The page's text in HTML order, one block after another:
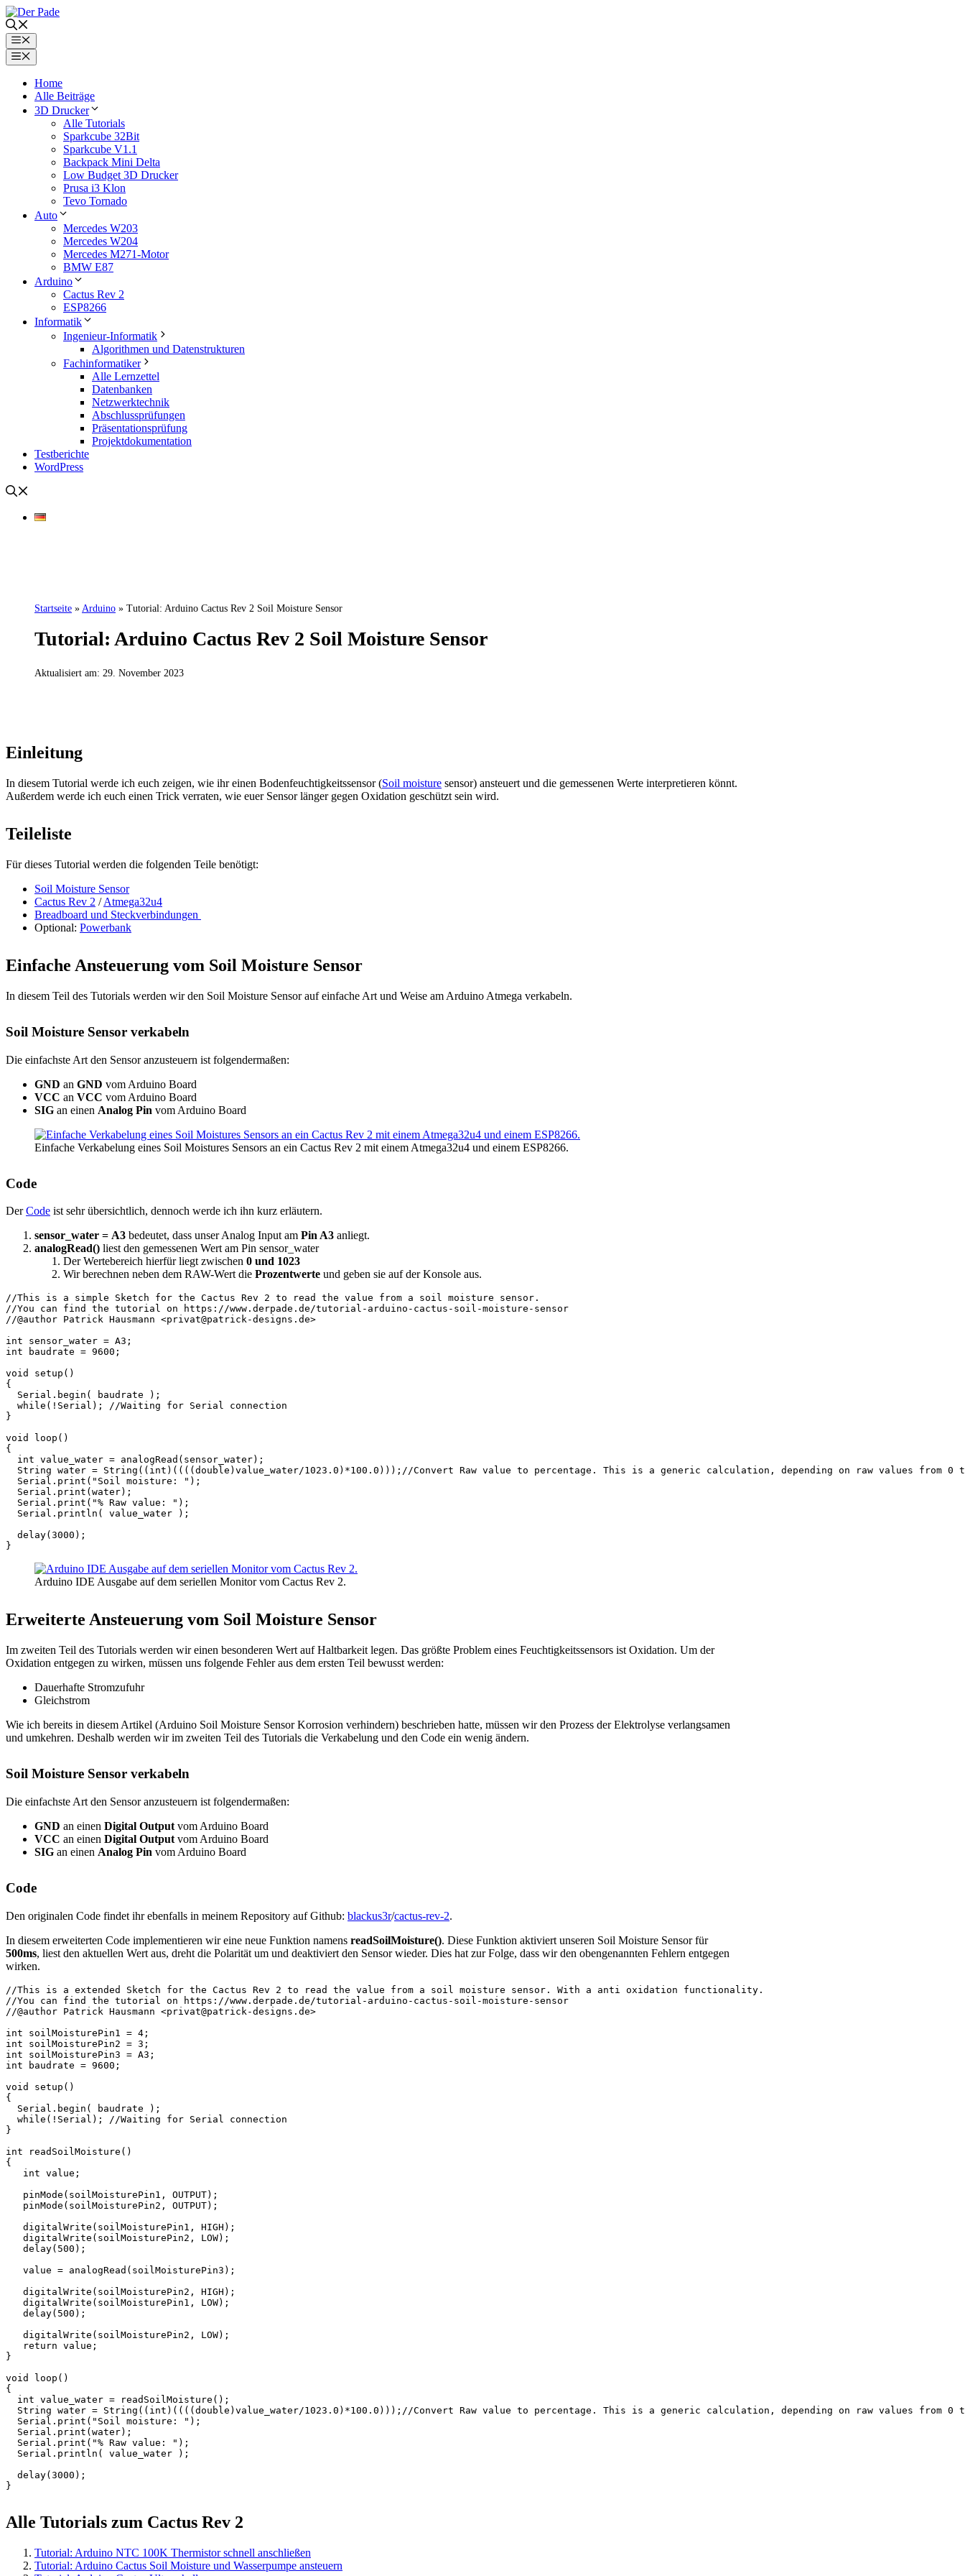
Zum
Inhalt
springenMenü
Menü
Home
Alle Beiträge
3D Drucker
Alle Tutorials
Sparkcube 32Bit
Sparkcube V1.1
Backpack Mini Delta
Low Budget 3D Drucker
Prusa i3 Klon
Tevo Tornado
Auto
Mercedes W203
Mercedes W204
Mercedes M271-Motor
BMW E87
Arduino
Cactus Rev 2
ESP8266
Informatik
Ingenieur-Informatik
Algorithmen und Datenstrukturen
Fachinformatiker
Alle Lernzettel
Datenbanken
Netzwerktechnik
Abschlussprüfungen
Präsentationsprüfung
Projektdokumentation
Testberichte
WordPress
Startseite » Arduino » Tutorial: Arduino Cactus Rev 2 Soil Moisture Sensor
Tutorial: Arduino Cactus Rev 2 Soil Moisture Sensor
Aktualisiert am: 29. November 2023
Einleitung
In diesem Tutorial werde ich euch zeigen, wie ihr einen Bodenfeuchtigkeitssensor (Soil moisture sensor) ansteuert und die gemessenen Werte interpretieren könnt.
Außerdem werde ich euch einen Trick verraten, wie euer Sensor länger gegen Oxidation geschützt sein wird.
Teileliste
Für dieses Tutorial werden die folgenden Teile benötigt:
Soil Moisture Sensor
Cactus Rev 2 /Atmega32u4
Breadboard und Steckverbindungen
Optional: Powerbank
Einfache Ansteuerung vom Soil Moisture Sensor
In diesem Teil des Tutorials werden wir den Soil Moisture Sensor auf einfache Art und Weise am Arduino Atmega verkabeln.
Soil Moisture Sensor verkabeln
Die einfachste Art den Sensor anzusteuern ist folgendermaßen:
GND an GND vom Arduino Board
VCC an VCC vom Arduino Board
SIG an einen Analog Pin vom Arduino Board
Einfache Verkabelung eines Soil Moistures Sensors an ein Cactus Rev 2 mit einem Atmega32u4 und einem ESP8266.
Code
DerCode ist sehr übersichtlich, dennoch werde ich ihn kurz erläutern.
sensor_water = A3 bedeutet, dass unser Analog Input am Pin A3 anliegt.
analogRead() liest den gemessenen Wert am Pin sensor_water
Der Wertebereich hierfür liegt zwischen 0 und 1023
Wir berechnen neben dem RAW-Wert die Prozentwerte und geben sie auf der Konsole aus.
//This is a simple Sketch for the Cactus Rev 2 to read the value from a soil moisture sensor.
//You can find the tutorial on https://www.derpade.de/tutorial-arduino-cactus-soil-moisture-sensor
//@author Patrick Hausmann <privat@patrick-designs.de>
int sensor_water = A3;
int baudrate = 9600;
void setup()
{
  Serial.begin( baudrate );
  while(!Serial); //Waiting for Serial connection
}
void loop()
{
  int value_water = analogRead(sensor_water);
String water = String((int)((((double)value_water/1023.0)*100.0)));//Convert Raw value to percentage. This is a generic calculation, depending on raw values from 0
  Serial.print("Soil moisture: ");
  Serial.print(water);
  Serial.print("% Raw value: ");
  Serial.println( value_water );
  delay(3000);
}
Arduino IDE Ausgabe auf dem seriellen Monitor vom Cactus Rev 2.
Erweiterte Ansteuerung vom Soil Moisture Sensor
Im zweiten Teil des Tutorials werden wir einen besonderen Wert auf Haltbarkeit legen. Das größte Problem eines Feuchtigkeitssensors ist Oxidation. Um der
Oxidation entgegen zu wirken, müssen uns folgende Fehler aus dem ersten Teil bewusst werden:
Dauerhafte Stromzufuhr
Gleichstrom
Wie ich bereits in diesem Artikel (Arduino Soil Moisture Sensor Korrosion verhindern) beschrieben hatte, müssen wir den Prozess der Elektrolyse verlangsamen
und umkehren. Deshalb werden wir im zweiten Teil des Tutorials die Verkabelung und den Code ein wenig ändern.
Soil Moisture Sensor verkabeln
Die einfachste Art den Sensor anzusteuern ist folgendermaßen:
GND an einen Digital Output vom Arduino Board
VCC an einen Digital Output vom Arduino Board
SIG an einen Analog Pin vom Arduino Board
Code
Den originalen Code findet ihr ebenfalls in meinem Repository auf Github: blackus3r/cactus-rev-2.
In diesem erweiterten Code implementieren wir eine neue Funktion namens readSoilMoisture(). Diese Funktion aktiviert unseren Soil Moisture Sensor für
500ms, liest den aktuellen Wert aus, dreht die Polarität um und deaktiviert den Sensor wieder. Dies hat zur Folge, dass wir den obengenannten Fehlern entgegen
wirken.
//This is a extended Sketch for the Cactus Rev 2 to read the value from a soil moisture sensor. With a anti oxidation functionality.
//You can find the tutorial on https://www.derpade.de/tutorial-arduino-cactus-soil-moisture-sensor
//@author Patrick Hausmann <privat@patrick-designs.de>
int soilMoisturePin1 = 4;
int soilMoisturePin2 = 3;
int soilMoisturePin3 = A3;
int baudrate = 9600;
void setup()
{
  Serial.begin( baudrate );
  while(!Serial); //Waiting for Serial connection
}
int readSoilMoisture()
{
   int value;
   pinMode(soilMoisturePin1, OUTPUT);
   pinMode(soilMoisturePin2, OUTPUT);
   digitalWrite(soilMoisturePin1, HIGH);
   digitalWrite(soilMoisturePin2, LOW);
   delay(500);
   value = analogRead(soilMoisturePin3);
   digitalWrite(soilMoisturePin2, HIGH);
   digitalWrite(soilMoisturePin1, LOW);
   delay(500);
   digitalWrite(soilMoisturePin2, LOW);
   return value;
}
void loop()
{
  int value_water = readSoilMoisture();
String water = String((int)((((double)value_water/1023.0)*100.0)));//Convert Raw value to percentage. This is a generic calculation, depending on raw values from 0
  Serial.print("Soil moisture: ");
  Serial.print(water);
  Serial.print("% Raw value: ");
  Serial.println( value_water );
  delay(3000);
Alle Tutorials zum Cactus Rev 2
Tutorial: Arduino NTC 100K Thermistor schnell anschließen
Tutorial: Arduino Cactus Soil Moisture und Wasserpumpe ansteuern